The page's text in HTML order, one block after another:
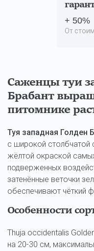
+ 50%
От
Саженцы туи
Брабант
питомнике
Туя западная Голден
с широкой столбчатой
жёлтой окраской
подверженных
затенённые веточки
обеспечивают чёткий
Особенности
Thuja occidentalis
на 20-30 см,